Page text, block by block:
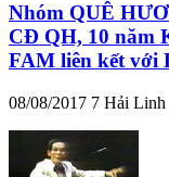
Nhóm QUÊ
CĐ QH, 10 năm
FAM liên kết với
08/08/2017 7 Hải Linh